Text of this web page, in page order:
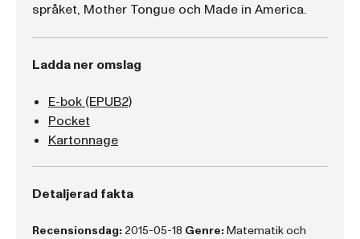
språket, Mother Tongue och Made in America.
Ladda ner omslag
E-bok (EPUB2)
Pocket
Kartonnage
Detaljerad fakta
Recensionsdag: 2015-05-18 Genre: Matematik och